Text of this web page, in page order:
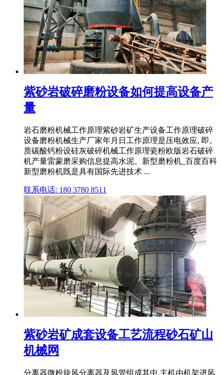
紫砂岩破碎磨粉设备如何提高设备产
量
岩石磨粉机械工作原理紫砂岩矿生产设备工作原理破碎
设备磨粉机械生产厂家年月日工作原理是压电效应, 即。
质碳酸钙粉设硅灰破碎机械工作原理瓷粉欧版岩石破碎
机产量雷蒙磨采购信息提高水泥。新型磨粉机_百度百科
新型磨粉机既是具有国际先进技术 ...
联系电话: 180 3780 8511
紫砂岩矿成套设备工艺流程砂石矿山
机械网
分离器微粉旋风分离器及风管组成其中,主机由机架进风